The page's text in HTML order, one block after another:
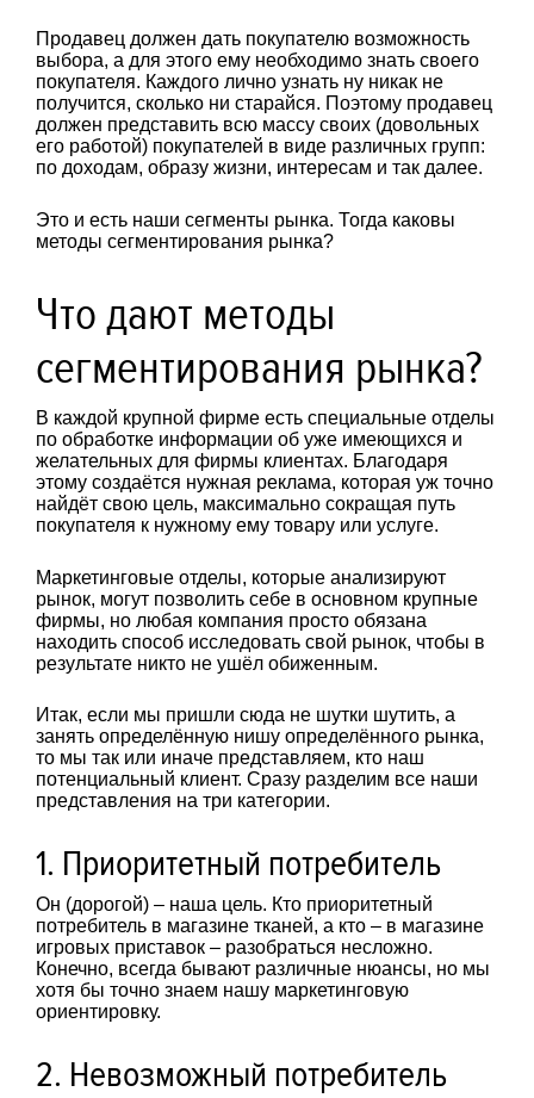
Продавец должен дать покупателю возможность
выбора, а для этого ему необходимо знать своего
покупателя. Каждого лично узнать ну никак не
получится, сколько ни старайся. Поэтому продавец
должен представить всю массу своих (довольных
его работой) покупателей в виде различных групп:
по доходам, образу жизни, интересам и так далее.
Это и есть наши сегменты рынка. Тогда каковы
методы сегментирования рынка?
Что дают методы
сегментирования рынка?
В каждой крупной фирме есть специальные отделы
по обработке информации об уже имеющихся и
желательных для фирмы клиентах. Благодаря
этому создаётся нужная реклама, которая уж точно
найдёт свою цель, максимально сокращая путь
покупателя к нужному ему товару или услуге.
Маркетинговые отделы, которые анализируют
рынок, могут позволить себе в основном крупные
фирмы, но любая компания просто обязана
находить способ исследовать свой рынок, чтобы в
результате никто не ушёл обиженным.
Итак, если мы пришли сюда не шутки шутить, а
занять определённую нишу определённого рынка,
то мы так или иначе представляем, кто наш
потенциальный клиент. Сразу разделим все наши
представления на три категории.
1. Приоритетный потребитель
Он (дорогой) – наша цель. Кто приоритетный
потребитель в магазине тканей, а кто – в магазине
игровых приставок – разобраться несложно.
Конечно, всегда бывают различные нюансы, но мы
хотя бы точно знаем нашу маркетинговую
ориентировку.
2. Невозможный потребитель